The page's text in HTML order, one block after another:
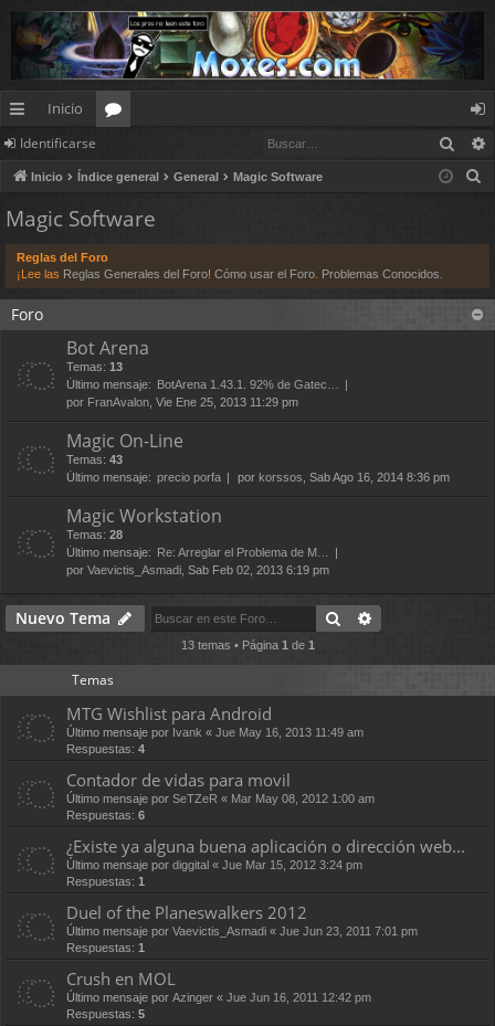
nl
ac
es
rá
d
os
Inicio
os
de
nt
e
Identificarse
Inicio Índice general General Magic Software
r
Magic Software
Reglas del Foro
¡Lee las Reglas Generales del Foro! Cómo usar el Foro. Problemas Conocidos.
Foro
Bot Arena
Temas: 13
Último mensaje:
BotArena 1.43.1. 92% de Gatec…
por FranAvalon, Vie Ene 25, 2013 11:29 pm
Magic On-Line
Temas: 43
Último mensaje: precio porfa por korssos, Sab Ago 16, 2014 8:36 pm
Magic Workstation
Temas: 28
Último mensaje:
Re: Arreglar el Problema de M…
por Vaevictis_Asmadi, Sab Feb 02, 2013 6:19 pm
Nuevo Tema Buscar
13 temas • Página 1de 1
Temas
MTG Wishlist para Android
Último mensaje por Ivank « Jue May 16, 2013 11:49 am
Respuestas: 4
Contador de vidas para movil
Último mensaje por SeTZeR « Mar May 08, 2012 1:00 am
Respuestas: 6
¿Existe ya alguna buena aplicación o dirección web...
Último mensaje por diggital « Jue Mar 15, 2012 3:24 pm
Respuestas: 1
Duel of the Planeswalkers 2012
Último mensaje por Vaevictis_Asmadi « Jue Jun 23, 2011 7:01 pm
Respuestas: 1
Crush en MOL
Último mensaje por Azinger « Jue Jun 16, 2011 12:42 pm
Respuestas: 5